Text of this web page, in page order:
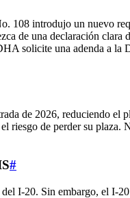
introdujo un nuevo
de una declaración
solicite una adenda a
de 2026, reduciendo el
riesgo de perder su
#
I-20. Sin embargo, el I-